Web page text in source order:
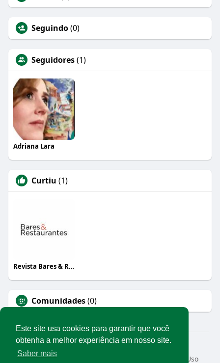
Este site usa cookies para garantir que você
obtenha a melhor experiência em nosso site.
Saber mais
Seguindo(0)
Seguidores(1)
Adriana Lara
Curtiu (1)
Revista Bares & Restaurantes
Comunidades(0)
© 2026 Rede Abrasel
Início
Sobre Termos de Uso